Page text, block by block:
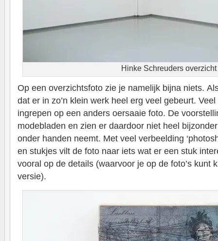
Hinke Schreuders overzicht
Op een overzichtsfoto zie je namelijk bijna niets.
dat er in zo’n klein werk heel erg veel gebeurt.
ingrepen op een anders oersaaie foto. De
modebladen en zien er daardoor niet heel
onder handen neemt. Met veel verbeelding
en stukjes vilt de foto naar iets wat er een stuk
vooral op de details (waarvoor je op de foto’s kunt
versie).